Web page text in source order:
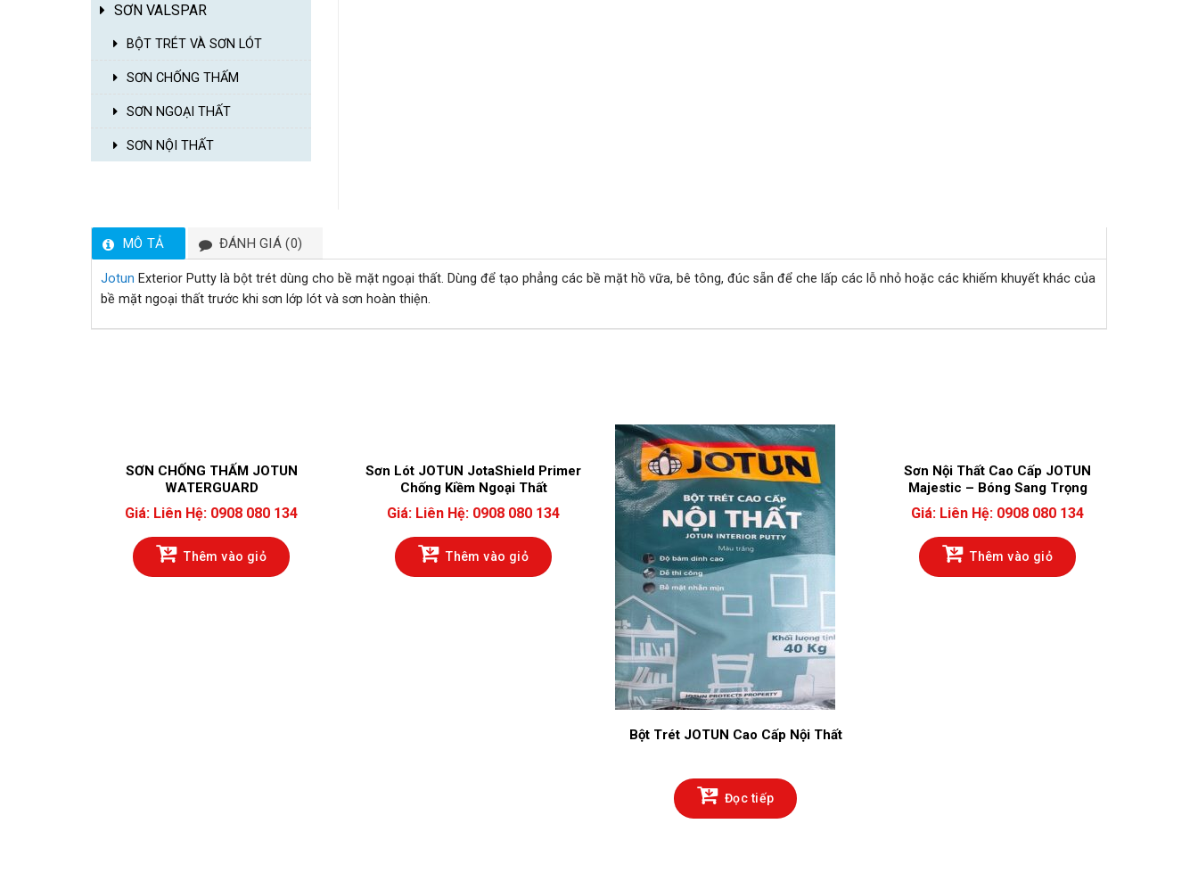
SƠN VALSPAR
BỘT TRÉT VÀ SƠN LÓT
SƠN CHỐNG THẤM
SƠN NGOẠI THẤT
SƠN NỘI THẤT
MÔ TẢ ĐÁNH GIÁ (0)
Jotun Exterior Putty là bột trét dùng cho bề mặt ngoại thất. Dùng để tạo phẳng các bề mặt hồ vữa, bê tông, đúc sẵn để che lấp các lỗ nhỏ hoặc các khiếm khuyết khác của
bề mặt ngoại thất trước khi sơn lớp lót và sơn hoàn thiện.
SƠN CHỐNG THẤM JOTUN
WATERGUARD
Giá: Liên Hệ: 0908 080 134
Thêm vào giỏ
Sơn Lót JOTUN JotaShield Primer
Chống Kiềm Ngoại Thất
Giá: Liên Hệ: 0908 080 134
Thêm vào giỏ
Bột Trét JOTUN Cao Cấp Nội Thất
Đọc tiếp
Sơn Nội Thất Cao Cấp JOTUN
Majestic – Bóng Sang Trọng
Giá: Liên Hệ: 0908 080 134
Thêm vào giỏ